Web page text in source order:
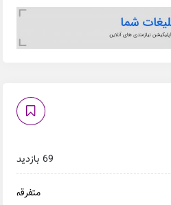
69 بازدید
متفرقه